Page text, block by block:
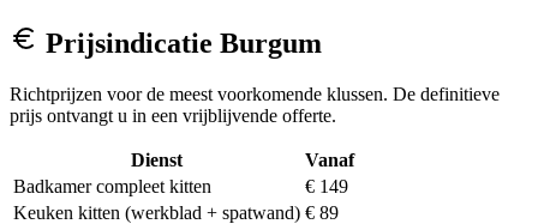
Prijsindicatie Burgum
Richtprijzen voor de meest voorkomende klussen. De definitieve
prijs ontvangt u in een vrijblijvende offerte.
Dienst
Vanaf
Badkamer compleet kitten
€ 149
Keuken kitten (werkblad + spatwand) € 89